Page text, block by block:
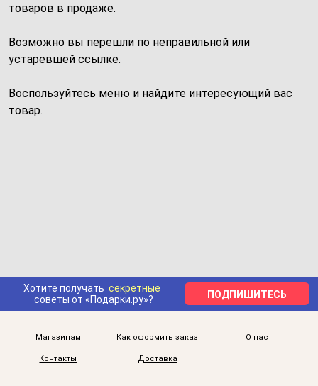
товаров в продаже.
Возможно вы перешли по неправильной или
устаревшей ссылке.
Воспользуйтесь меню и найдите интересующий вас
товар.
Хотите получать секретные
советы от «Подарки.ру»?
ПОДПИШИТЕСЬ
Магазинам Как оформить заказ О нас
Контакты Доставка